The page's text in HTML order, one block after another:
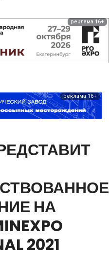
реклама 16+
реклама 16+
НА
2021